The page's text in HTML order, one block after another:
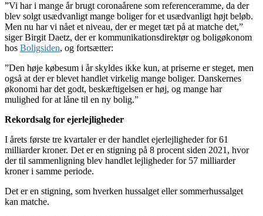
”Vi har i mange år brugt coronaårene som referenceramme, da der
blev solgt usædvanligt mange boliger for et usædvanligt højt beløb.
Men nu har vi nået et niveau, der er meget tæt på at matche det,”
siger Birgit Daetz, der er kommunikationsdirektør og boligøkonom
hos Boligsiden, og fortsætter:
”Den høje købesum i år skyldes ikke kun, at priserne er steget, men
også at der er blevet handlet virkelig mange boliger. Danskernes
økonomi har det godt, beskæftigelsen er høj, og mange har
mulighed for at låne til en ny bolig.”
Rekordsalg for ejerlejligheder
I årets første tre kvartaler er der handlet ejerlejligheder for 61
milliarder kroner. Det er en stigning på 8 procent siden 2021, hvor
der til sammenligning blev handlet lejligheder for 57 milliarder
kroner i samme periode.
Det er en stigning, som hverken hussalget eller sommerhussalget
kan matche.